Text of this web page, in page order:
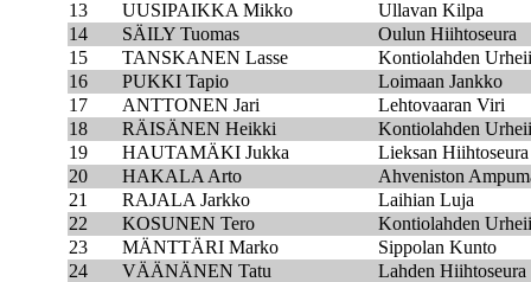
13
UUSIPAIKKA Mikko
Ullavan Kilpa
14
SÄILY Tuomas
Oulun Hiihtoseura
15
TANSKANEN Lasse
Kontiolahden
16
PUKKI Tapio
Loimaan Jankko
17
ANTTONEN Jari
Lehtovaaran Viri
18
RÄISÄNEN Heikki
Kontiolahden
19
HAUTAMÄKI Jukka
Lieksan Hiihtoseura
20
HAKALA Arto
Ahveniston
21
RAJALA Jarkko
Laihian Luja
22
KOSUNEN Tero
Kontiolahden
23
MÄNTTÄRI Marko
Sippolan Kunto
24
VÄÄNÄNEN Tatu
Lahden Hiihtoseura